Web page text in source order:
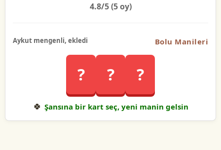
4.8/5 (5oy)
Aykut mengenli, ekledi Bolu Manileri
? ? ?
🍀 Şansına bir kart seç, yeni manin gelsin